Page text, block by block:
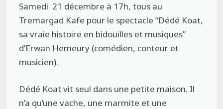
Samedi 21 décembre à 17h, tous au
Tremargad Kafe pour le spectacle “Dédé Koat,
sa vraie histoire en bidouilles et musiques”
d’Erwan Hemeury (comédien, conteur et
musicien).
Dédé Koat vit seul dans une petite maison. Il
n’a qu’une vache, une marmite et une